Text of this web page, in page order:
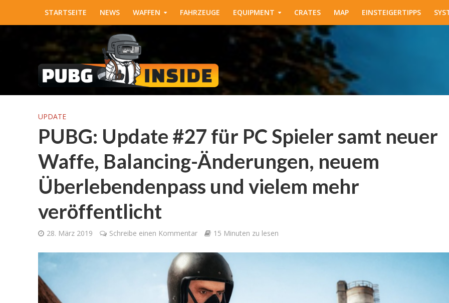
STARTSEITE NEWS WAFFEN FAHRZEUGE EQUIPMENT CRATES MAP EINSTEIGERTIPPS
UPDATE
PUBG: Update #27 für PC Spieler samt neuer
Waffe, Balancing-Änderungen, neuem
Überlebendenpass und vielem mehr
veröffentlicht
28. März 2019 Schreibe einen Kommentar 15 Minuten zu lesen